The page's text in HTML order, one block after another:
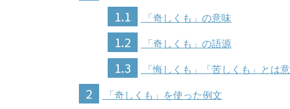
1.1 「奇しくも」の意味
1.2 「奇しくも」の語源
1.3 「悔しくも」「苦しくも」とは
2 「奇しくも」を使った例文